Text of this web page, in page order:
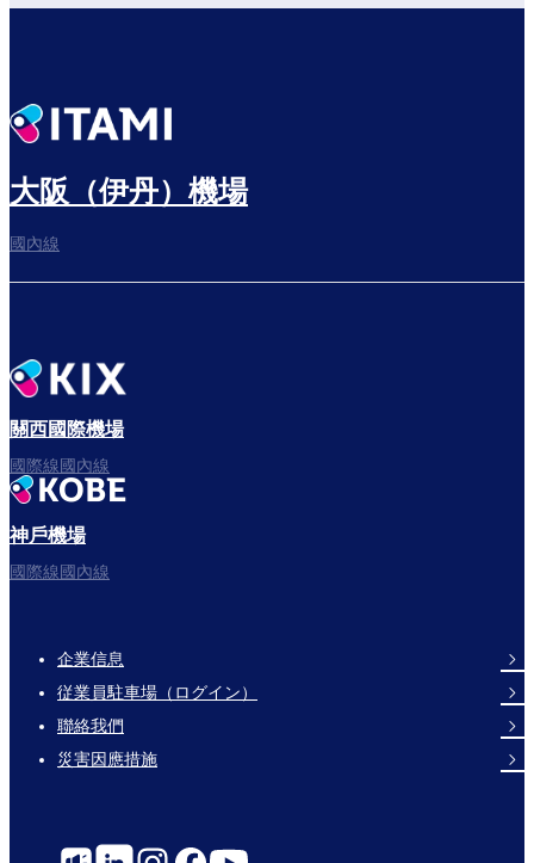
大阪（伊丹）機場
國內線
關西國際機場
國際線國內線
神戶機場
國際線國內線
Footer
Links
企業信息
従業員駐車場（ログイン）
聯絡我們
災害因應措施